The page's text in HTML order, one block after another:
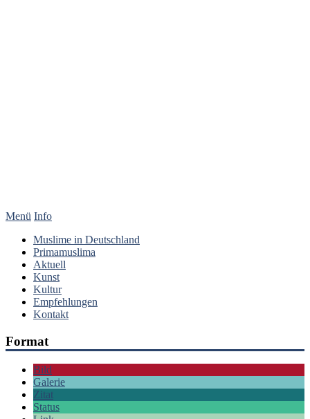
Menü Info
Muslime in Deutschland
Primamuslima
Aktuell
Kunst
Kultur
Empfehlungen
Kontakt
Format
Bild
Galerie
Zitat
Status